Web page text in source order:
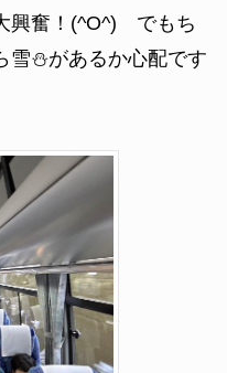
興奮！(^O^) でもち
雪⛄があるか心配です